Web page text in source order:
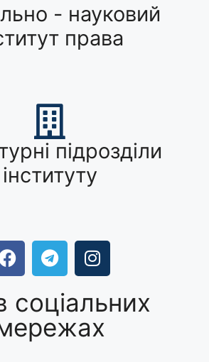
- науковий
права
підрозділи
інституту
соціальних